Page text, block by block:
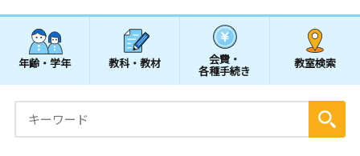
年齢・学年 教科・教材 会費・
各種手続き
教室検索